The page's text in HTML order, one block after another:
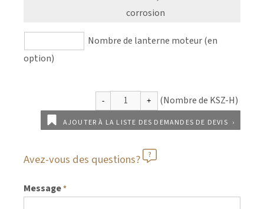
corrosion
Nombre de lanterne moteur (en
option)
AJOUTER À LA LISTE DES DEMANDES DE DEVIS
Avez-vous des questions?
Message*